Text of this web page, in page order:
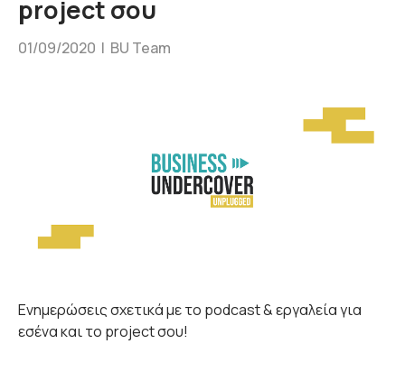
project σου
01/09/2020 | BU Team
Ενημερώσεις σχετικά με το podcast & εργαλεία για
εσένα και το project σου!